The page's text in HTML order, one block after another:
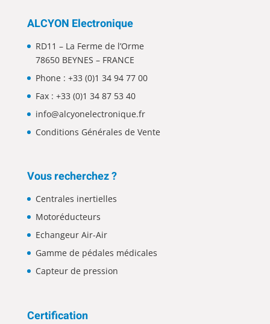
ALCYON Electronique
RD11 – La Ferme de l’Orme
78650 BEYNES – FRANCE
Phone : +33 (0)1 34 94 77 00
Fax : +33 (0)1 34 87 53 40
info@alcyonelectronique.fr
Conditions Générales de Vente
Vous recherchez ?
Centrales inertielles
Motoréducteurs
Echangeur Air-Air
Gamme de pédales médicales
Capteur de pression
Certification